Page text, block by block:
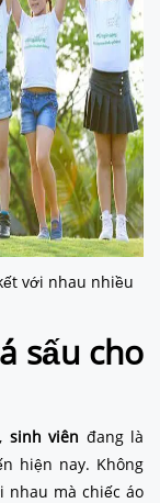
với nhau nhiều
sấu cho
, sinh viên đang là
hiện nay. Không
mà chiếc áo